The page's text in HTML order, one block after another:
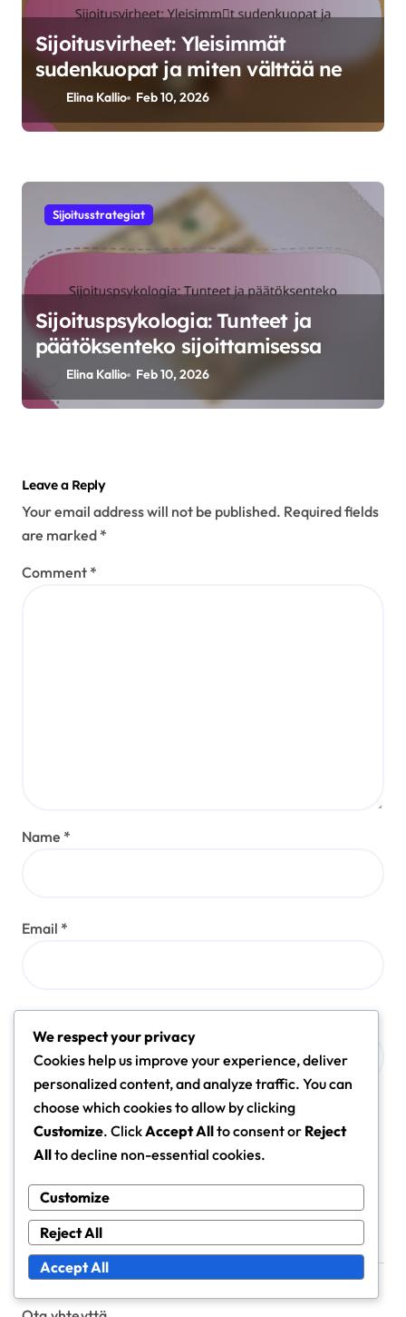
Sijoitusvirheet: Yleisimmät
sudenkuopat ja miten välttää ne
Elina Kallio Feb 10, 2026
Sijoitusstrategiat
Sijoituspsykologia: Tunteet ja
päätöksenteko sijoittamisessa
Elina Kallio Feb 10, 2026
Leave a Reply
Your email address will not be published. Required fields
are marked *
Comment *
Name *
Email *
Save my name, email, and website in this browser for
the next time I comment.
Linkit
We respect your privacy
Cookies help us improve your experience, deliver
personalized content, and analyze traffic. You can
choose which cookies to allow by clicking
Customize. ClickAccept Allto consent or Reject
Allto decline non-essential cookies.
Customize
Reject All
Accept All